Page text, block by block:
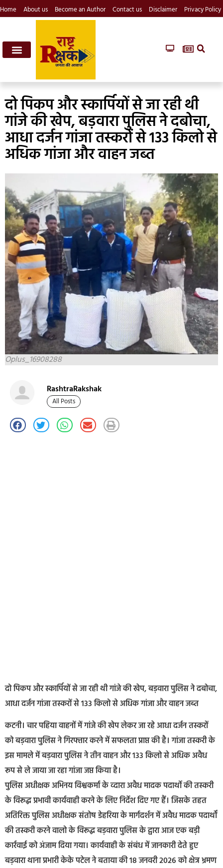
Home About us Become an Author Contact us Disclaimer Privacy Policy
दो पिकप और स्कार्पियों से जा रही थी
गांजे की खेप, बड़वारा पुलिस ने दबोचा,
आधा दर्जन गांजा तस्करों से 133 किलो से
अधिक गांजा और वाहन जब्त
Oplus_16908288
RashtraRakshak
All Posts
दो पिकप और स्कार्पियों से जा रही थी गांजे की खेप, बड़वारा पुलिस ने दबोचा,
आधा दर्जन गांजा तस्करों से 133 किलो से अधिक गांजा और वाहन जब्त
कटनी। चार पहिया वाहनों में गांजे की खेप लेकर जा रहे आधा दर्जन तस्करों
को बड़वारा पुलिस ने गिरफ्तार करने में सफलता प्राप्त की है। गांजा तस्करी के
इस मामले में बड़वारा पुलिस ने तीन वाहन और 133 किलो से अधिक अवैध
रूप से ले जाया जा रहा गांजा जप्त किया है।
पुलिस अधीक्षक अभिनय विश्वकर्मा के व्दारा अवैध मादक पदार्थो की तस्करी
के विरूद्ध प्रभावी कार्यवाही करने के लिए निर्देश दिए गए हैं। जिसके तहत
अतिरिक्त पुलिस अधीक्षक संतोष डेहरिया के मार्गदर्शन में अवैध मादक पदार्थों
की तस्करी करने वालो के विरूद्ध बड़वारा पुलिस के द्वारा आज एक बड़ी
कार्रवाई को अंजाम दिया गया। कार्यवाही के संबंध में जानकारी देते हुए
बड़वारा थाना प्रभारी केके पटेल ने बताया की 18 जनवरी 2026 को क्षेत्र भ्रमण